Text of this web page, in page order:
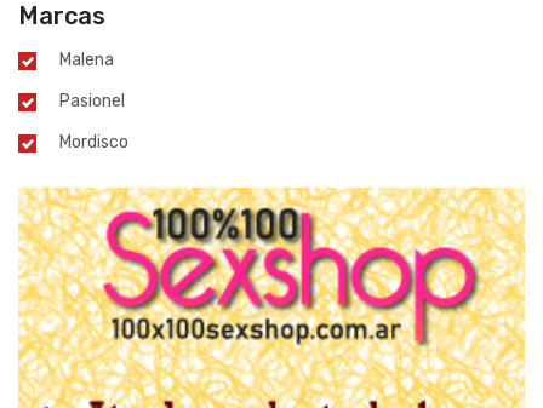
Marcas
Malena
Pasionel
Mordisco